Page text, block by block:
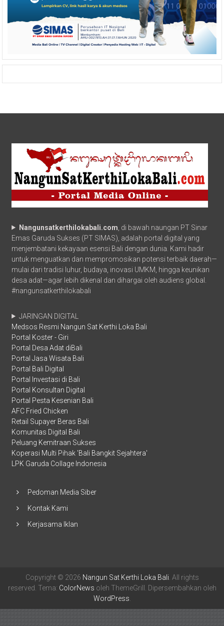
Nangunsatkerthilokabali.com , di bawah naungan PT Sinar
Emas Garuda Sukses (PT SIMAS), adalah portal digital yang
menjembatani kekayaan esensi Bali dengan dunia. Kami hadir
untuk menguatkan dan mempromosikan potensi terbaik daerah—
mulai dari tradisi luhur, budaya, inovasi UMKM, hingga keunikan
desa adat—agar lebih dikenal dan dihargai oleh audiens global.
#nangunsatkerthilokabali
JARINGAN DIGITAL
Medsos Resmi Nangun Sat Kerthi Loka Bali
Portal Koster - Giri
Portal Desa Adat diBali
Portal Jasa Wisata Bali
Portal Bali Digital
Portal Investasi di Bali
Portal Konsultan Digital
Portal Pesta Kesenian Bali
AFC Fried Chicken
Retail Supayer Beras Bali
Komunitas Digital Bali
Peluang Kemitraan Sukses
Koperasi Multi Pihak 'Bali Bangkit Sejahtera'
LPK Garuda Collage Indonesia
Pedoman Media Siber
Kontak Kami
Kerjasama Iklan
Copyright © 2026 Nangun Sat Kerthi Loka Bali . All rights
reserved. Tema: ColorNews oleh ThemeGrill. Dipersembahkan oleh
WordPress